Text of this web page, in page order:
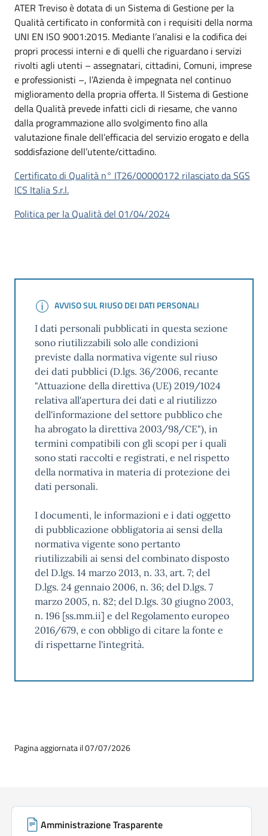
ATER Treviso è dotata di un Sistema di Gestione per la
Qualità certificato in conformità con i requisiti della norma
UNI EN ISO 9001:2015. Mediante l’analisi e la codifica dei
propri processi interni e di quelli che riguardano i servizi
rivolti agli utenti – assegnatari, cittadini, Comuni, imprese
e professionisti –, l’Azienda è impegnata nel continuo
miglioramento della propria offerta. Il Sistema di Gestione
della Qualità prevede infatti cicli di riesame, che vanno
dalla programmazione allo svolgimento fino alla
valutazione finale dell’efficacia del servizio erogato e della
soddisfazione dell’utente/cittadino.
Certificato di Qualità n° IT26/00000172 rilasciato da SGS
ICS Italia S.r.l.
Politica per la Qualità del 01/04/2024
AVVISO SUL RIUSO DEI DATI PERSONALI
AVVISO SUL RIUSO DEI DATI PERSONALI
I dati personali pubblicati in questa sezione
sono riutilizzabili solo alle condizioni
previste dalla normativa vigente sul riuso
dei dati pubblici (D.lgs. 36/2006, recante
"Attuazione della direttiva (UE) 2019/1024
relativa all'apertura dei dati e al riutilizzo
dell'informazione del settore pubblico che
ha abrogato la direttiva 2003/98/CE"), in
termini compatibili con gli scopi per i quali
sono stati raccolti e registrati, e nel rispetto
della normativa in materia di protezione dei
dati personali.
I documenti, le informazioni e i dati oggetto
di pubblicazione obbligatoria ai sensi della
normativa vigente sono pertanto
riutilizzabili ai sensi del combinato disposto
del D.lgs. 14 marzo 2013, n. 33, art. 7; del
D.lgs. 24 gennaio 2006, n. 36; del D.lgs. 7
marzo 2005, n. 82; del D.lgs. 30 giugno 2003,
n. 196 [ss.mm.ii] e del Regolamento europeo
2016/679, e con obbligo di citare la fonte e
di rispettarne l'integrità.
Pagina aggiornata il 07/07/2026
Link di servizio
Amministrazione Trasparente